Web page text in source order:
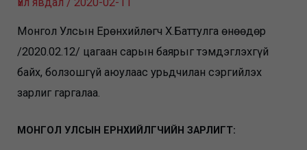
Монгол Улсын Ерөнхийлөгч Х.Баттулга өнөөдөр
/2020.02.12/ цагаан сарын баярыг тэмдэглэхгүй
байх, болзошгүй аюулаас урьдчилан сэргийлэх
зарлиг гаргалаа.
МОНГОЛ УЛСЫН ЕРӨНХИЙЛӨГЧИЙН ЗАРЛИГТ: